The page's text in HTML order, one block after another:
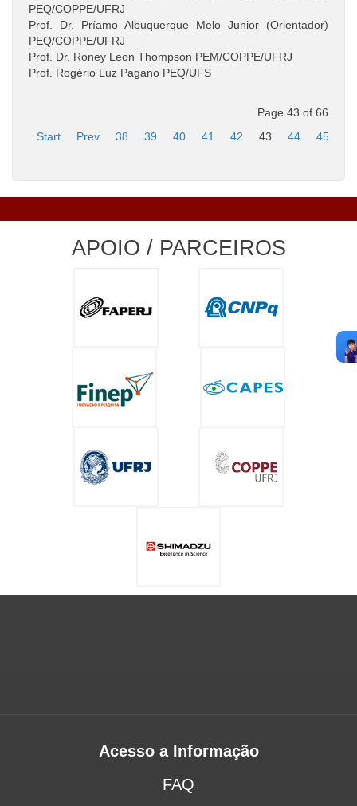
PEQ/COPPE/UFRJ
Prof. Dr. Príamo Albuquerque Melo Junior (Orientador)
PEQ/COPPE/UFRJ
Prof. Dr. Roney Leon Thompson PEM/COPPE/UFRJ
Prof. Rogério Luz Pagano PEQ/UFS
Page 43 of 66
Start
Prev 38 39 40 41 42 43 44 45
APOIO / PARCEIROS
Acesso a Informação
FAQ